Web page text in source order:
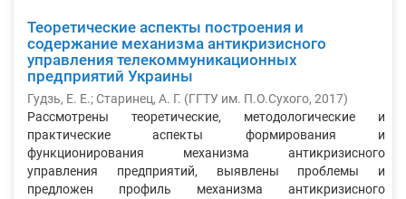
Теоретические аспекты построения и
содержание механизма антикризисного
управления телекоммуникационных
предприятий Украины
Гудзь, Е. Е.;Старинец, А. Г. (ГГТУ им. П.О.Сухого, 2017)
Рассмотрены теоретические, методологические и
практические аспекты формирования и
функционирования механизма антикризисного
управления предприятий, выявлены проблемы и
предложен профиль механизма антикризисного